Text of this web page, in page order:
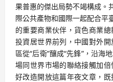
果普惠的傑出局勢不竭構成。
際公共產物和國際一起配合平
的重要商業伙伴，貨色商業
投資居世界前列，中國對外
區從“后衛”釀成“先鋒”，沿海
場同世界市場的聯絡接觸加
好改造開放這篇年夜文章，